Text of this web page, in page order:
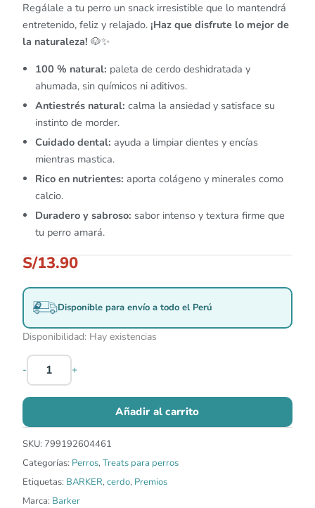
Regálale a tu perro un snack irresistible que lo mantendrá
entretenido, feliz y relajado. ¡Haz que disfrute lo mejor de
la naturaleza! 🐶✨
100 % natural: paleta de cerdo deshidratada y
ahumada, sin químicos ni aditivos.
Antiestrés natural: calma la ansiedad y satisface su
instinto de morder.
Cuidado dental: ayuda a limpiar dientes y encías
mientras mastica.
Rico en nutrientes: aporta colágeno y minerales como
calcio.
Duradero y sabroso: sabor intenso y textura firme que
tu perro amará.
S/13.90
Disponible para envío a todo el Perú
Disponibilidad: Hay existencias
- +
Añadir al carrito
SKU: 799192604461
Categorías: Perros,Treats para perros
Etiquetas: BARKER,cerdo, Premios
Marca: Barker